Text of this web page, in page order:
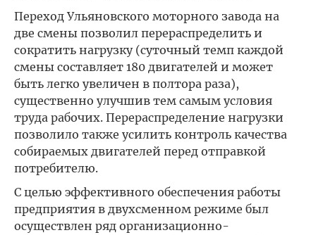
Переход Ульяновского моторного завода на
две смены позволил перераспределить и
сократить нагрузку (суточный темп каждой
смены составляет 180 двигателей и может
быть легко увеличен в полтора раза),
существенно улучшив тем самым условия
труда рабочих. Перераспределение нагрузки
позволило также усилить контроль качества
собираемых двигателей перед отправкой
потребителю.
С целью эффективного обеспечения работы
предприятия в двухсменном режиме был
осуществлен ряд организационно-